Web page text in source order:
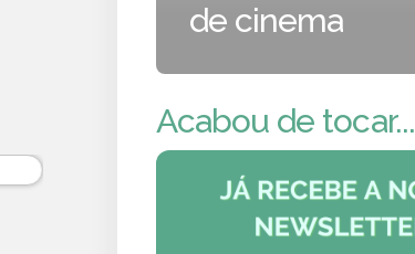
de cinema
Acabou de tocar...